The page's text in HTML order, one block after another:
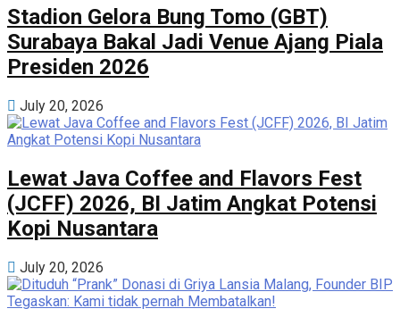
Stadion Gelora Bung Tomo (GBT)
Surabaya Bakal Jadi Venue Ajang Piala
Presiden 2026
July 20, 2026
Lewat Java Coffee and Flavors Fest
(JCFF) 2026, BI Jatim Angkat Potensi
Kopi Nusantara
July 20, 2026